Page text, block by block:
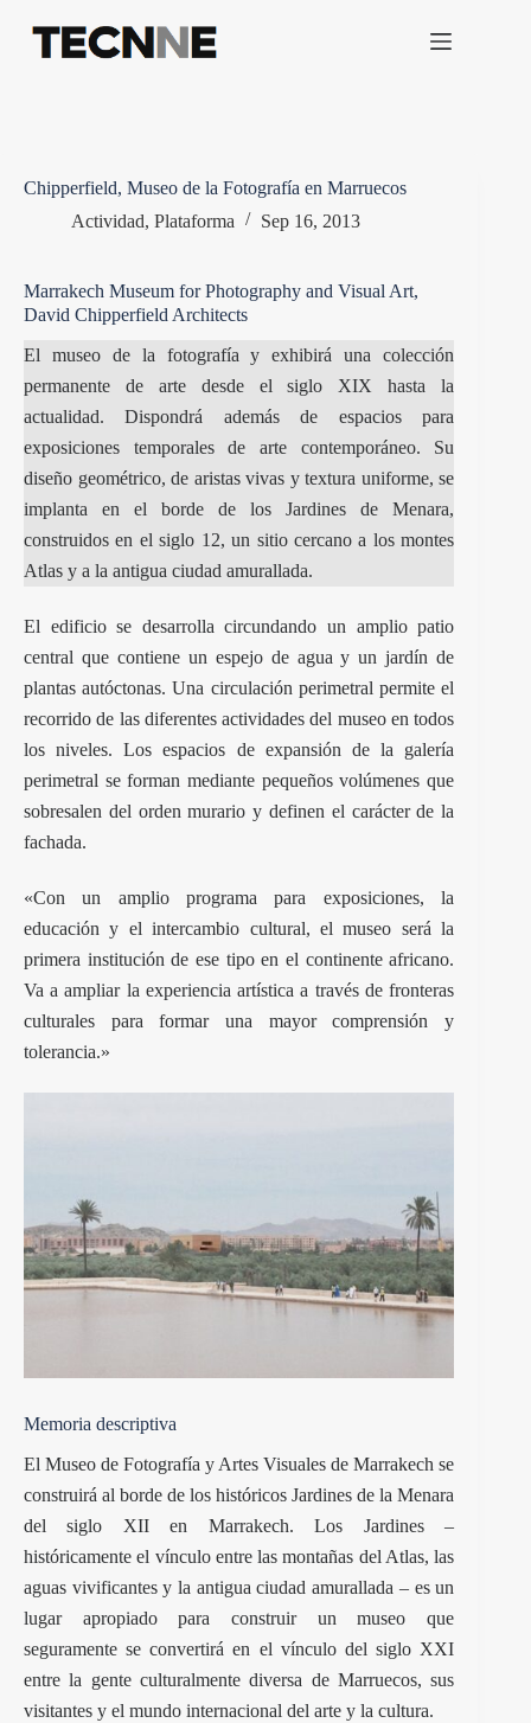
contenido
Chipperfield, Museo de la Fotografía en Marruecos
Actividad, Plataforma Sep 16, 2013
Marrakech Museum for Photography and Visual Art,
David Chipperfield Architects
El museo de la fotografía y exhibirá una colección
permanente de arte desde el siglo XIX hasta la
actualidad. Dispondrá además de espacios para
exposiciones temporales de arte contemporáneo. Su
diseño geométrico, de aristas vivas y textura uniforme, se
implanta en el borde de los Jardines de Menara,
construidos en el siglo 12, un sitio cercano a los montes
Atlas y a la antigua ciudad amurallada.
El edificio se desarrolla circundando un amplio patio
central que contiene un espejo de agua y un jardín de
plantas autóctonas. Una circulación perimetral permite el
recorrido de las diferentes actividades del museo en todos
los niveles. Los espacios de expansión de la galería
perimetral se forman mediante pequeños volúmenes que
sobresalen del orden murario y definen el carácter de la
fachada.
«Con un amplio programa para exposiciones, la
educación y el intercambio cultural, el museo será la
primera institución de ese tipo en el continente africano.
Va a ampliar la experiencia artística a través de fronteras
culturales para formar una mayor comprensión y
tolerancia.»
Memoria descriptiva
El Museo de Fotografía y Artes Visuales de Marrakech se
construirá al borde de los históricos Jardines de la Menara
del siglo XII en Marrakech. Los Jardines –
históricamente el vínculo entre las montañas del Atlas, las
aguas vivificantes y la antigua ciudad amurallada – es un
lugar apropiado para construir un museo que
seguramente se convertirá en el vínculo del siglo XXI
entre la gente culturalmente diversa de Marruecos, sus
visitantes y el mundo internacional del arte y la cultura.